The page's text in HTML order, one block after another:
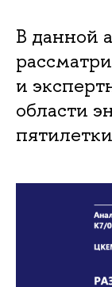
В данной
и
области